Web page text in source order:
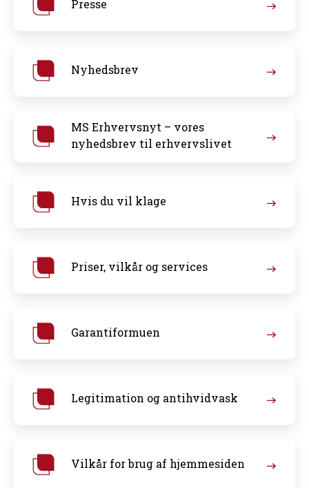
Presse
Nyhedsbrev
MS Erhvervsnyt – vores
nyhedsbrev til erhvervslivet
Hvis du vil klage
Priser, vilkår og services
Garantiformuen
Legitimation og antihvidvask
Vilkår for brug af hjemmesiden